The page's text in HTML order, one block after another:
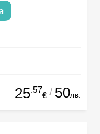
25.57
€ / 50лв.